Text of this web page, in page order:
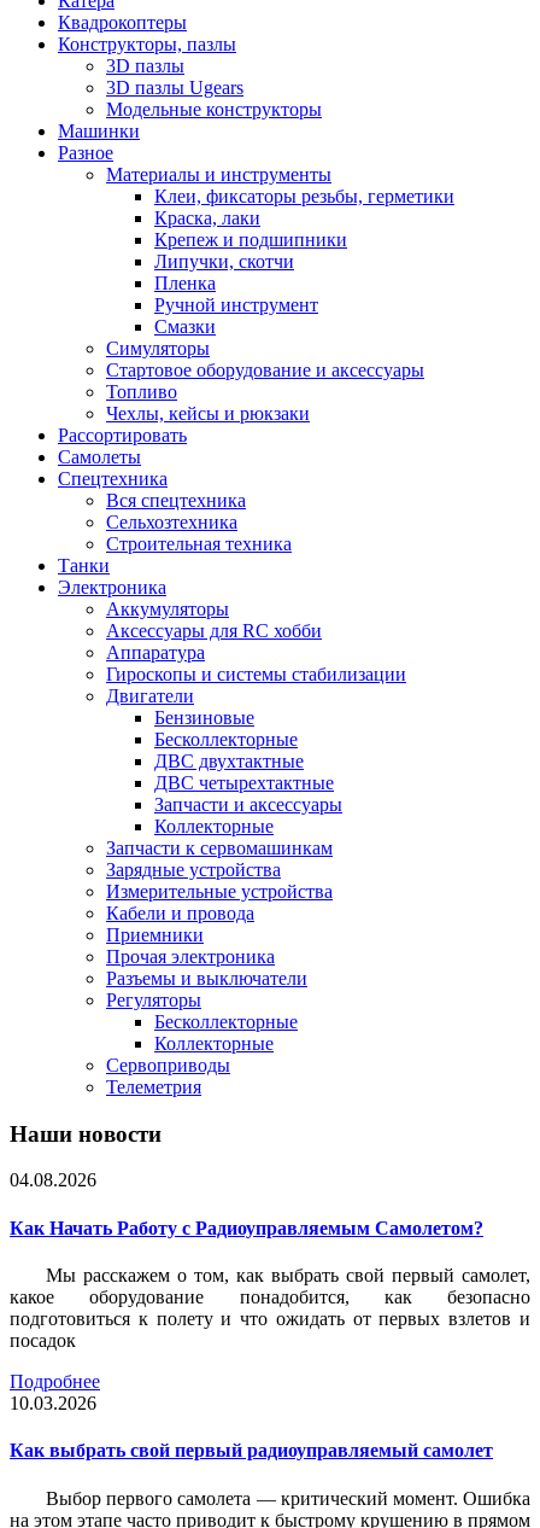
Квадрокоптеры
Конструкторы, пазлы
3D пазлы
3D пазлы Ugears
Модельные конструкторы
Машинки
Разное
Материалы и инструменты
Клеи, фиксаторы резьбы, герметики
Краска, лаки
Крепеж и подшипники
Липучки, скотчи
Пленка
Ручной инструмент
Смазки
Симуляторы
Стартовое оборудование и аксессуары
Топливо
Чехлы, кейсы и рюкзаки
Рассортировать
Самолеты
Спецтехника
Вся спецтехника
Сельхозтехника
Строительная техника
Танки
Электроника
Аккумуляторы
Аксессуары для RC хобби
Аппаратура
Гироскопы и системы стабилизации
Двигатели
Бензиновые
Бесколлекторные
ДВС двухтактные
ДВС четырехтактные
Запчасти и аксессуары
Коллекторные
Запчасти к сервомашинкам
Зарядные устройства
Измерительные устройства
Кабели и провода
Приемники
Прочая электроника
Разъемы и выключатели
Регуляторы
Бесколлекторные
Коллекторные
Сервоприводы
Телеметрия
Наши новости
04.08.2026
Как Начать Работу с Радиоуправляемым Самолетом?
Мы расскажем о том, как выбрать свой первый самолет,
какое оборудование понадобится, как безопасно
подготовиться к полету и что ожидать от первых взлетов и
посадок
Подробнее
10.03.2026
Как выбрать свой первый радиоуправляемый самолет
Выбор первого самолета — критический момент. Ошибка
на этом этапе часто приводит к быстрому крушению в прямом